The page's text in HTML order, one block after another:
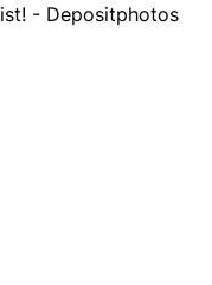
ist! - Depositphotos